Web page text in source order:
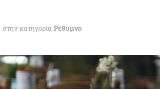
στην κατηγορία Ρέθυμνο